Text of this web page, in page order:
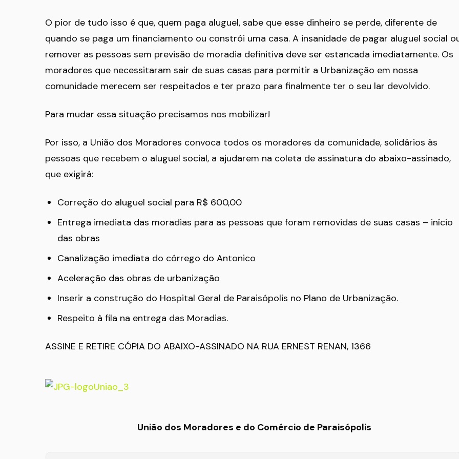
O pior de tudo isso é que, quem paga aluguel, sabe que esse dinheiro se perde, diferente de
quando se paga um financiamento ou constrói uma casa. A insanidade de pagar aluguel social
remover as pessoas sem previsão de moradia definitiva deve ser estancada imediatamente. Os
moradores que necessitaram sair de suas casas para permitir a Urbanização em nossa
comunidade merecem ser respeitados e ter prazo para finalmente ter o seu lar devolvido.
Para mudar essa situação precisamos nos mobilizar!
Por isso, a União dos Moradores convoca todos os moradores da comunidade, solidários às
pessoas que recebem o aluguel social, a ajudarem na coleta de assinatura do abaixo-assinado,
que exigirá:
Correção do aluguel social para R$ 600,00
Entrega imediata das moradias para as pessoas que foram removidas de suas casas – início
das obras
Canalização imediata do córrego do Antonico
Aceleração das obras de urbanização
Inserir a construção do Hospital Geral de Paraisópolis no Plano de Urbanização.
Respeito à fila na entrega das Moradias.
ASSINE E RETIRE CÓPIA DO ABAIXO-ASSINADO NA RUA ERNEST RENAN, 1366
União dos Moradores e do Comércio de Paraisópolis